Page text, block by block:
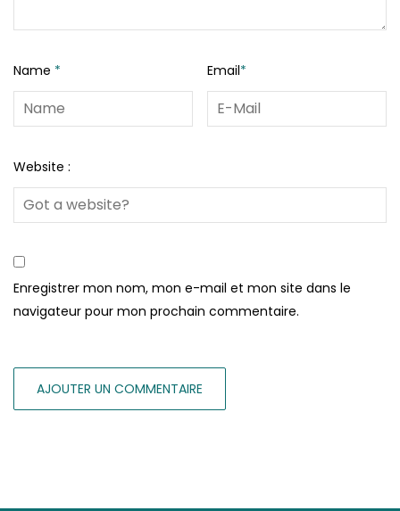
Name * Email*
Website :
Enregistrer mon nom, mon e-mail et mon site dans le
navigateur pour mon prochain commentaire.